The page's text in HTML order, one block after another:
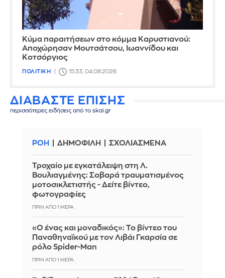
Κύμα παραιτήσεων στο κόμμα Καρυστιανού:
Αποχώρησαν Μουτσάτσου, Ιωαννίδου και
Κοτσόργιος
ΠΟΛΙΤΙΚΗ 15:33, 04.08.2026
ΔΙΑΒΑΣΤΕ ΕΠΙΣΗΣ
περισσότερες ειδήσεις από το skai.gr
ΡΟΗ ΔΗΜΟΦΙΛΗ ΣΧΟΛΙΑΣΜΕΝΑ
Τροχαίο με εγκατάλειψη στη Λ.
Βουλιαγμένης: Σοβαρά τραυματισμένος
μοτοσικλετιστής - Δείτε βίντεο,
φωτογραφίες
ΠΡΙΝ ΑΠΌ 1 ΜΈΡΑ
«Ο ένας και μοναδικός»: Το βίντεο του
Παναθηναϊκού με τον Λιβάι Γκαρσία σε
ρόλο Spider-Man
ΠΡΙΝ ΑΠΌ 1 ΜΈΡΑ